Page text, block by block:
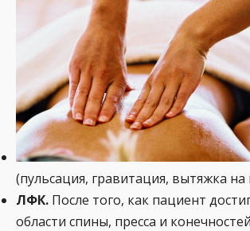
(пульсация, гравитация, вытяжка
ЛФК. После того, как пациент
области спины, пресса и